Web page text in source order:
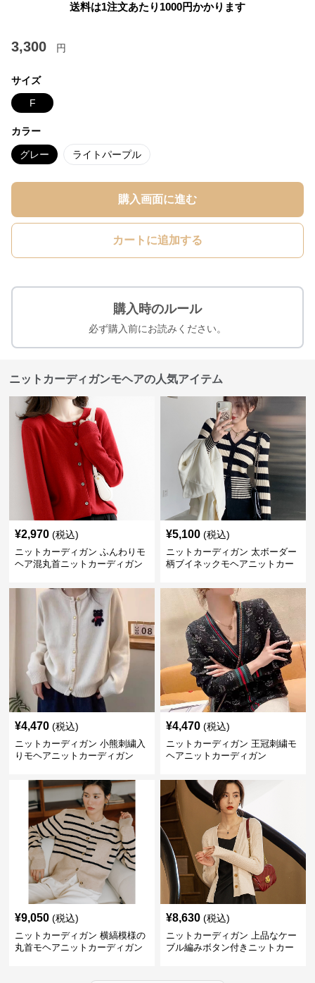
送料は1注文あたり 1000円かかります
3,300 円
サイズ
F
カラー
グレー ライトパープル
購入画面に進む
カートに追加する
購入時のルール
必ず購入前にお読みください。
ニットカーディガンモヘアの人気アイテム
¥2,970 (税込)
ニットカーディガン ふんわりモ
ヘア混丸首ニットカーディガン
¥5,100 (税込)
ニットカーディガン 太ボーダー
柄ブイネックモヘアニットカー
¥4,470 (税込)
ニットカーディガン 小熊刺繍入
りモヘアニットカーディガン
¥4,470 (税込)
ニットカーディガン 王冠刺繍モ
ヘアニットカーディガン
¥9,050 (税込)
ニットカーディガン 横縞模様の
丸首モヘアニットカーディガン
¥8,630 (税込)
ニットカーディガン 上品なケー
ブル編みボタン付きニットカー